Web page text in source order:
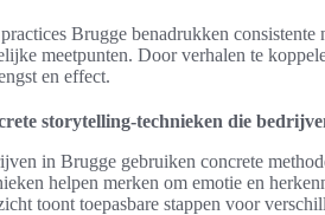
Brugge benadrukken
meetpunten. Door verhalen te
en effect.
storytelling-technieken die
in Brugge gebruiken concrete
helpen merken om emotie en
toont toepasbare stappen voor